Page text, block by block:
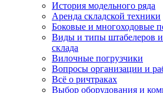
История модельного ряда
Аренда складской техники
Боковые и многоходовые
Виды и типы штабелеров
склада
Вилочные погрузчики
Вопросы организации и
Всё о ричтраках
Выбор оборудования и